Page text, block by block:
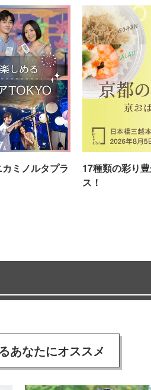
ミノルタプラ
17種類の彩り
ス！
あなたにオススメ